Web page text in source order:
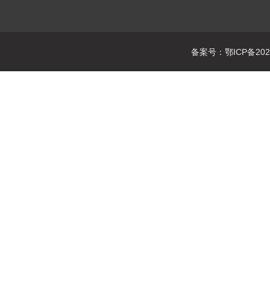
备案号：鄂ICP备